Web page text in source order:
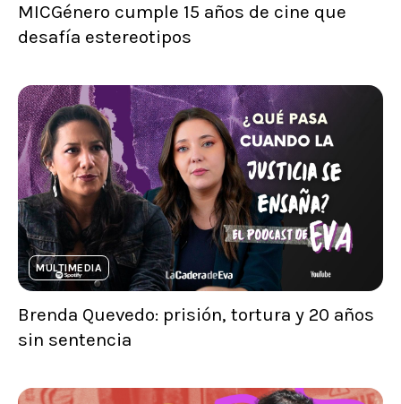
MICGénero cumple 15 años de cine que
desafía estereotipos
MULTIMEDIA
Brenda Quevedo: prisión, tortura y 20 años
sin sentencia